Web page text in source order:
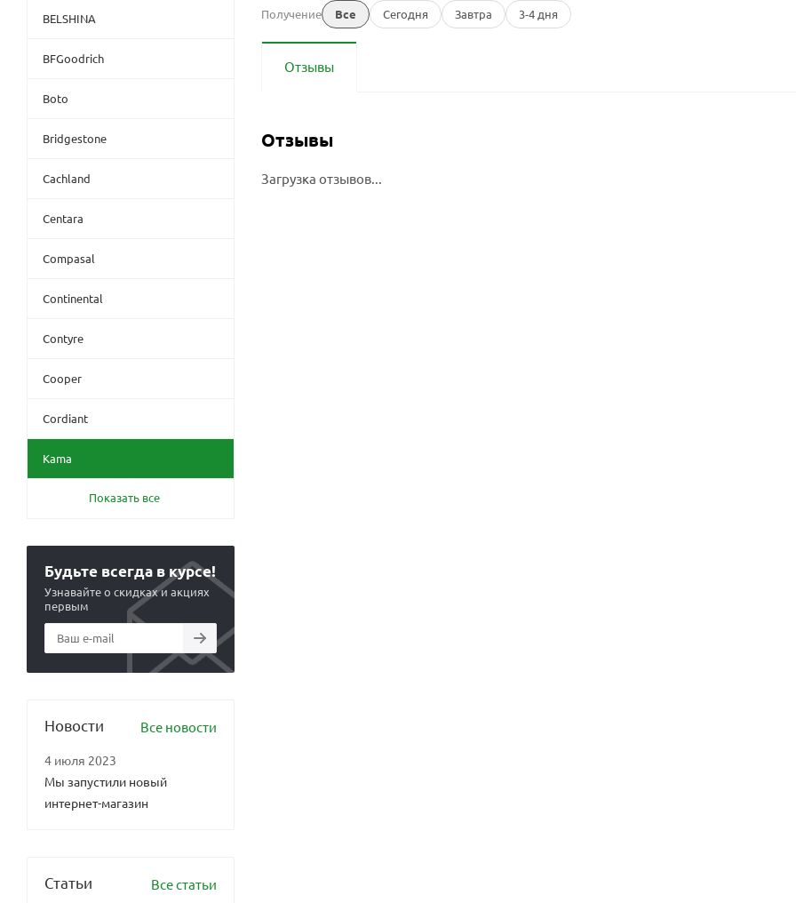
Получение Все Сегодня Завтра 3-4 дня
Отзывы
Отзывы
Загрузка отзывов...
BELSHINA
BFGoodrich
Boto
Bridgestone
Cachland
Centara
Compasal
Continental
Contyre
Cooper
Cordiant
Kama
Показать все
Будьте всегда в курсе!
Узнавайте о скидках и акциях
первым
Новости Все новости
4 июля 2023
Мы запустили новый
интернет-магазин
Статьи Все статьи